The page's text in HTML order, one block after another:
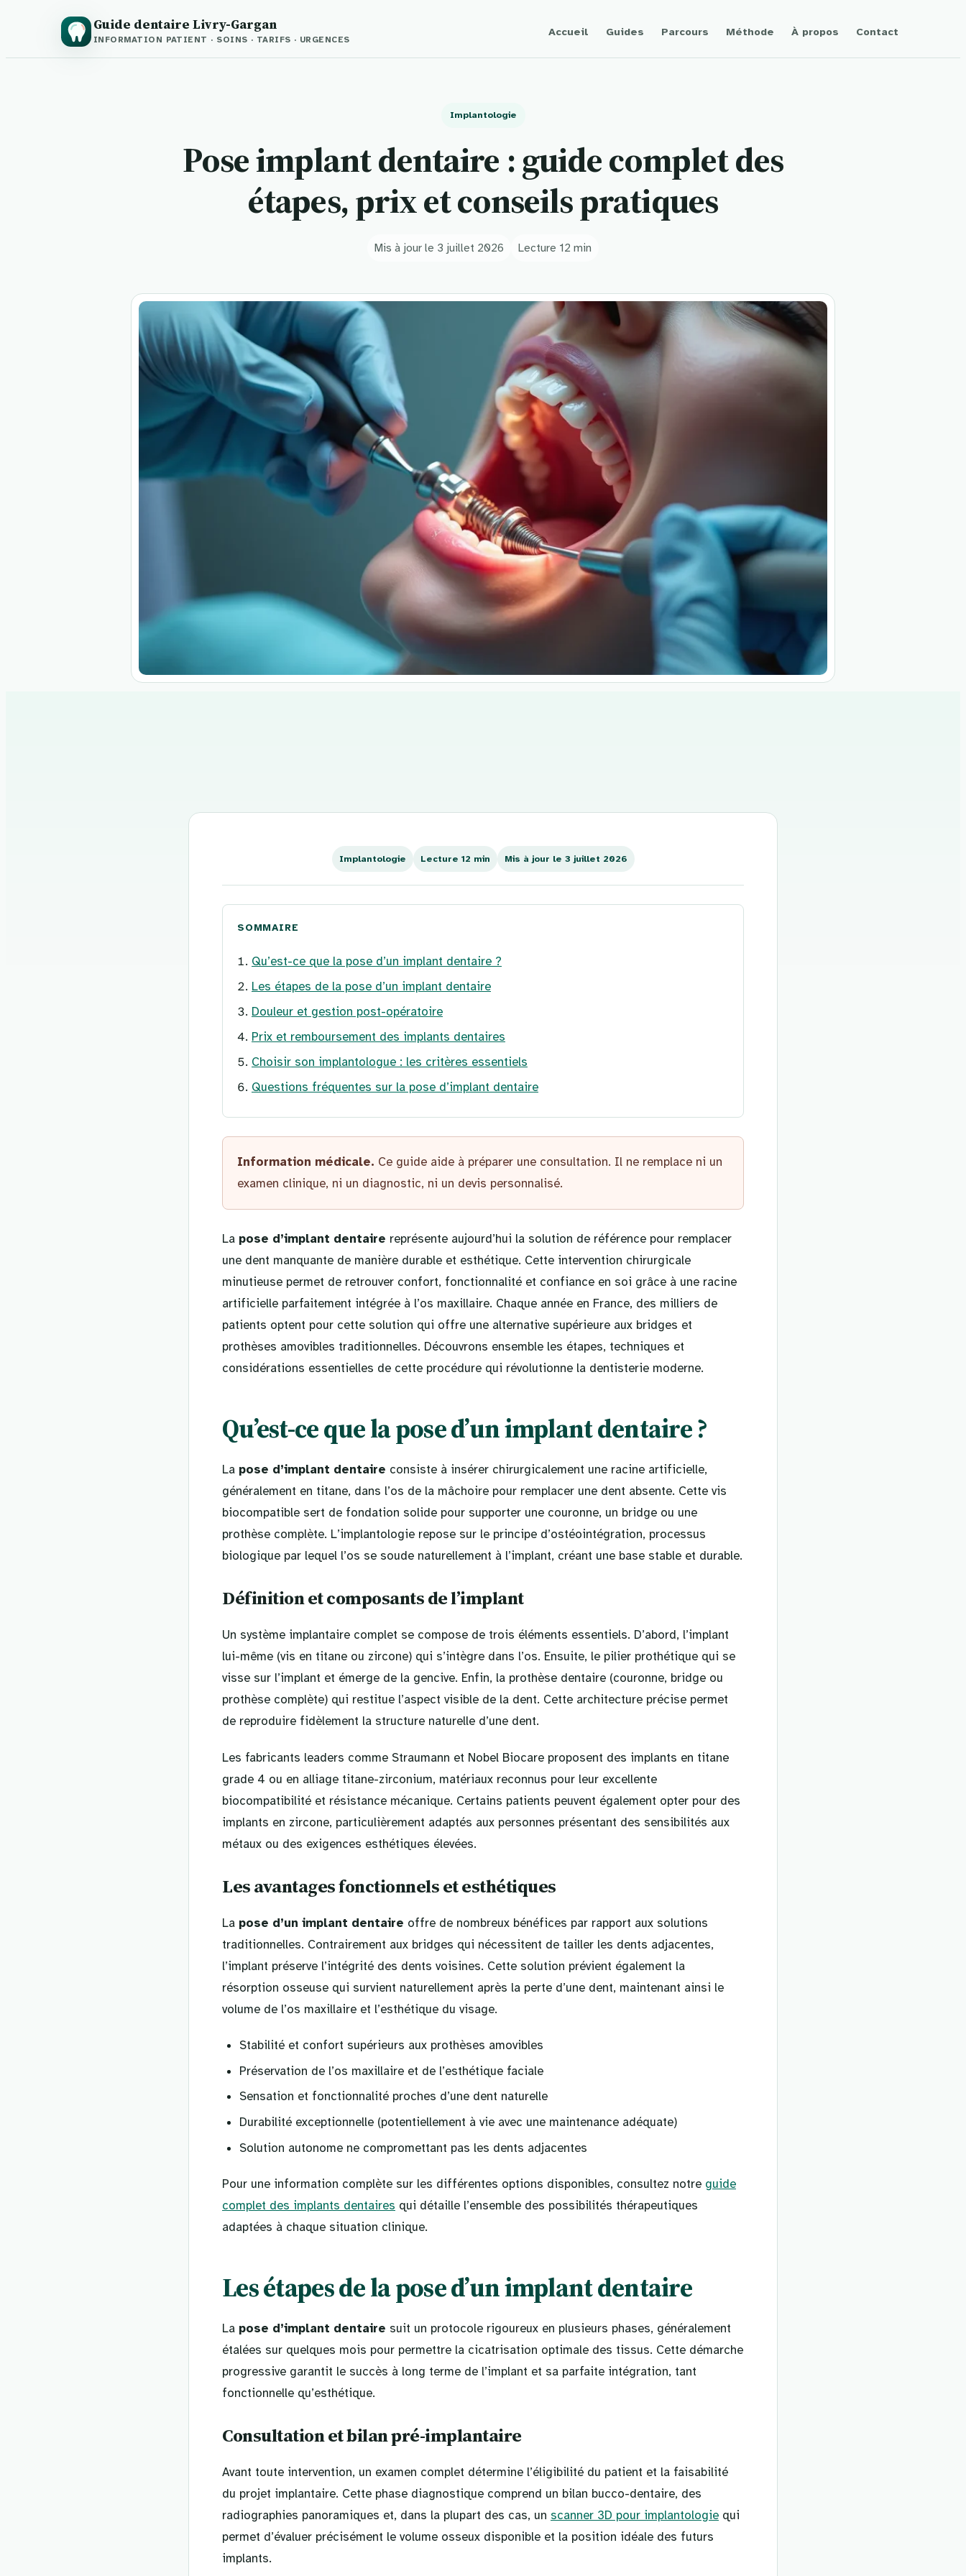
Guide dentaire Livry-Gargan
INFORMATION PATIENT · SOINS · TARIFS · URGENCES
Accueil Guides Parcours Méthode À propos Contact
Implantologie
Pose implant dentaire : guide complet des
étapes, prix et conseils pratiques
Mis à jour le 3 juillet 2026 Lecture 12 min
Implantologie Lecture 12 min Mis à jour le 3 juillet 2026
SOMMAIRE
Qu’est-ce que la pose d’un implant dentaire ?
Les étapes de la pose d’un implant dentaire
Douleur et gestion post-opératoire
Prix et remboursement des implants dentaires
Choisir son implantologue : les critères essentiels
Questions fréquentes sur la pose d’implant dentaire
Information médicale. Ce guide aide à préparer une consultation. Il ne remplace ni un
examen clinique, ni un diagnostic, ni un devis personnalisé.
La pose d’implant dentaire représente aujourd’hui la solution de référence pour remplacer
une dent manquante de manière durable et esthétique. Cette intervention chirurgicale
minutieuse permet de retrouver confort, fonctionnalité et confiance en soi grâce à une racine
artificielle parfaitement intégrée à l’os maxillaire. Chaque année en France, des milliers de
patients optent pour cette solution qui offre une alternative supérieure aux bridges et
prothèses amovibles traditionnelles. Découvrons ensemble les étapes, techniques et
considérations essentielles de cette procédure qui révolutionne la dentisterie moderne.
Qu’est-ce que la pose d’un implant dentaire ?
La pose d’implant dentaire consiste à insérer chirurgicalement une racine artificielle,
généralement en titane, dans l’os de la mâchoire pour remplacer une dent absente. Cette vis
biocompatible sert de fondation solide pour supporter une couronne, un bridge ou une
prothèse complète. L’implantologie repose sur le principe d’ostéointégration, processus
biologique par lequel l’os se soude naturellement à l’implant, créant une base stable et durable.
Définition et composants de l’implant
Un système implantaire complet se compose de trois éléments essentiels. D’abord, l’implant
lui-même (vis en titane ou zircone) qui s’intègre dans l’os. Ensuite, le pilier prothétique qui se
visse sur l’implant et émerge de la gencive. Enfin, la prothèse dentaire (couronne, bridge ou
prothèse complète) qui restitue l’aspect visible de la dent. Cette architecture précise permet
de reproduire fidèlement la structure naturelle d’une dent.
Les fabricants leaders comme Straumann et Nobel Biocare proposent des implants en titane
grade 4 ou en alliage titane-zirconium, matériaux reconnus pour leur excellente
biocompatibilité et résistance mécanique. Certains patients peuvent également opter pour des
implants en zircone, particulièrement adaptés aux personnes présentant des sensibilités aux
métaux ou des exigences esthétiques élevées.
Les avantages fonctionnels et esthétiques
La pose d’un implant dentaire offre de nombreux bénéfices par rapport aux solutions
traditionnelles. Contrairement aux bridges qui nécessitent de tailler les dents adjacentes,
l’implant préserve l’intégrité des dents voisines. Cette solution prévient également la
résorption osseuse qui survient naturellement après la perte d’une dent, maintenant ainsi le
volume de l’os maxillaire et l’esthétique du visage.
Stabilité et confort supérieurs aux prothèses amovibles
Préservation de l’os maxillaire et de l’esthétique faciale
Sensation et fonctionnalité proches d’une dent naturelle
Durabilité exceptionnelle (potentiellement à vie avec une maintenance adéquate)
Solution autonome ne compromettant pas les dents adjacentes
Pour une information complète sur les différentes options disponibles, consultez notre guide
complet des implants dentaires qui détaille l’ensemble des possibilités thérapeutiques
adaptées à chaque situation clinique.
Les étapes de la pose d’un implant dentaire
La pose d’implant dentaire suit un protocole rigoureux en plusieurs phases, généralement
étalées sur quelques mois pour permettre la cicatrisation optimale des tissus. Cette démarche
progressive garantit le succès à long terme de l’implant et sa parfaite intégration, tant
fonctionnelle qu’esthétique.
Consultation et bilan pré-implantaire
Avant toute intervention, un examen complet détermine l’éligibilité du patient et la faisabilité
du projet implantaire. Cette phase diagnostique comprend un bilan bucco-dentaire, des
radiographies panoramiques et, dans la plupart des cas, un scanner 3D pour implantologie qui
permet d’évaluer précisément le volume osseux disponible et la position idéale des futurs
implants.